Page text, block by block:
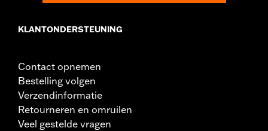
KLANTONDERSTEUNING
Contact opnemen
Bestelling volgen
Verzendinformatie
Retourneren en omruilen
Veel gestelde vragen